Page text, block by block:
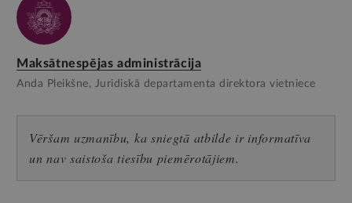
Maksātnespējas administrācija
Anda Pleikšne, Juridiskā departamenta direktora vietniece
Vēršam uzmanību, ka sniegtā atbilde ir informatīva
un nav saistoša tiesību piemērotājiem.